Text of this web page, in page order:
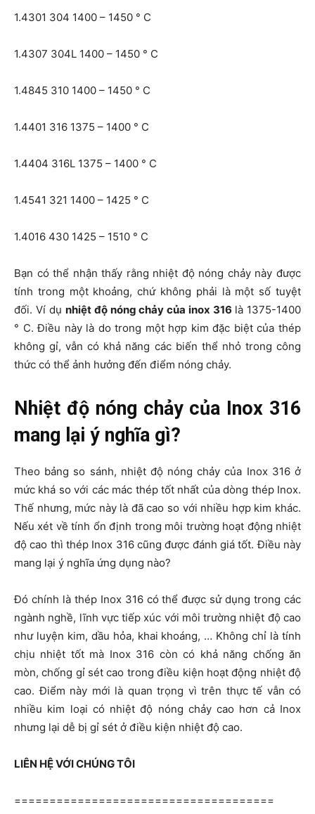
1.4301 304 1400 – 1450 ° C
1.4307 304L 1400 – 1450 ° C
1.4845 310 1400 – 1450 ° C
1.4401 316 1375 – 1400 ° C
1.4404 316L 1375 – 1400 ° C
1.4541 321 1400 – 1425 ° C
1.4016 430 1425 – 1510 ° C
Bạn có thể nhận thấy rằng nhiệt độ nóng chảy này được
tính trong một khoảng, chứ không phải là một số tuyệt
đối. Ví dụ nhiệt độ nóng chảy của inox 316 là 1375-1400
° C. Điều này là do trong một hợp kim đặc biệt của thép
không gỉ, vẫn có khả năng các biến thể nhỏ trong công
thức có thể ảnh hưởng đến điểm nóng chảy.
Nhiệt độ nóng chảy của Inox 316
mang lại ý nghĩa gì?
Theo bảng so sánh, nhiệt độ nóng chảy của Inox 316 ở
mức khá so với các mác thép tốt nhất của dòng thép Inox.
Thế nhưng, mức này là đã cao so với nhiều hợp kim khác.
Nếu xét về tính ổn định trong môi trường hoạt động nhiệt
độ cao thì thép Inox 316 cũng được đánh giá tốt. Điều này
mang lại ý nghĩa ứng dụng nào?
Đó chính là thép Inox 316 có thể được sử dụng trong các
ngành nghề, lĩnh vực tiếp xúc với môi trường nhiệt độ cao
như luyện kim, dầu hỏa, khai khoáng, … Không chỉ là tính
chịu nhiệt tốt mà Inox 316 còn có khả năng chống ăn
mòn, chống gỉ sét cao trong điều kiện hoạt động nhiệt độ
cao. Điểm này mới là quan trọng vì trên thực tế vẫn có
nhiều kim loại có nhiệt độ nóng chảy cao hơn cả Inox
nhưng lại dễ bị gỉ sét ở điều kiện nhiệt độ cao.
LIÊN HỆ VỚI CHÚNG TÔI
=====================================